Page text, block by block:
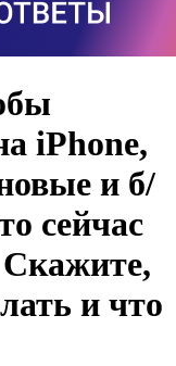
iPhone,
и б/
сейчас
Скажите,
и что